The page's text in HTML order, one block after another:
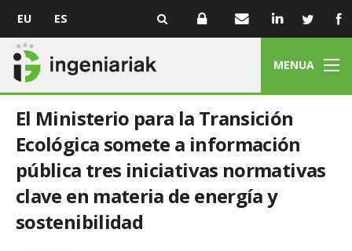
EU ES
MENUA
El Ministerio para la Transición
Ecológica somete a información
pública tres iniciativas normativas
clave en materia de energía y
sostenibilidad